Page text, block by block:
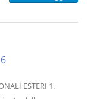
ESTERI 1.